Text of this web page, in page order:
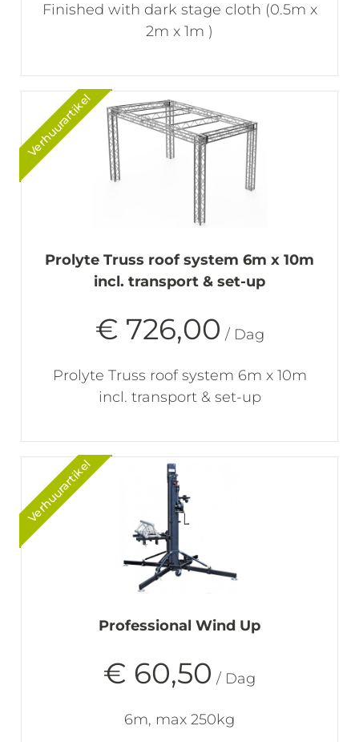
Finished with dark stage cloth (0.5m x
2m x 1m )
Prolyte Truss roof system 6m x 10m
incl. transport & set-up
€ 726,00 / Dag
Prolyte Truss roof system 6m x 10m
incl. transport & set-up
Verhuurartikel
Professional Wind Up
€ 60,50 / Dag
6m, max 250kg
Verhuurartikel